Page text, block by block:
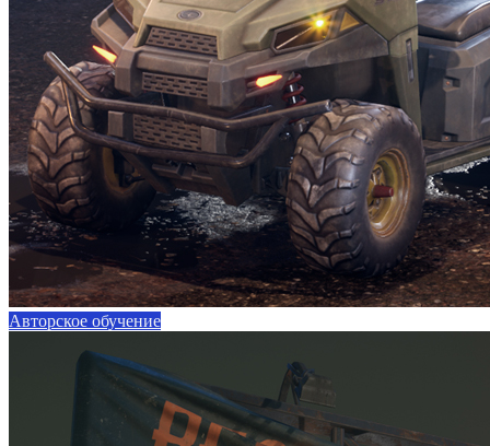
Авторское обучение